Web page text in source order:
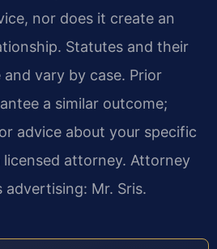
nor does it create an
Statutes and their
vary by case. Prior
a similar outcome;
advice about your specific
attorney. Attorney
Mr. Sris.